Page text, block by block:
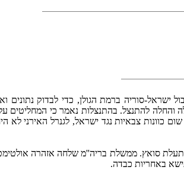
ישראל-סוריה ברמת הגולן, כדי לבדוק
להתנצל. בהתנצלות נאמר כי המחליטים
כוונות צבאיות נגד ישראל, לגנרל האירני לא
לאורך תעלת סואץ. ממשלת בריה''מ שלחה אזהרה
באחריות כבדה.